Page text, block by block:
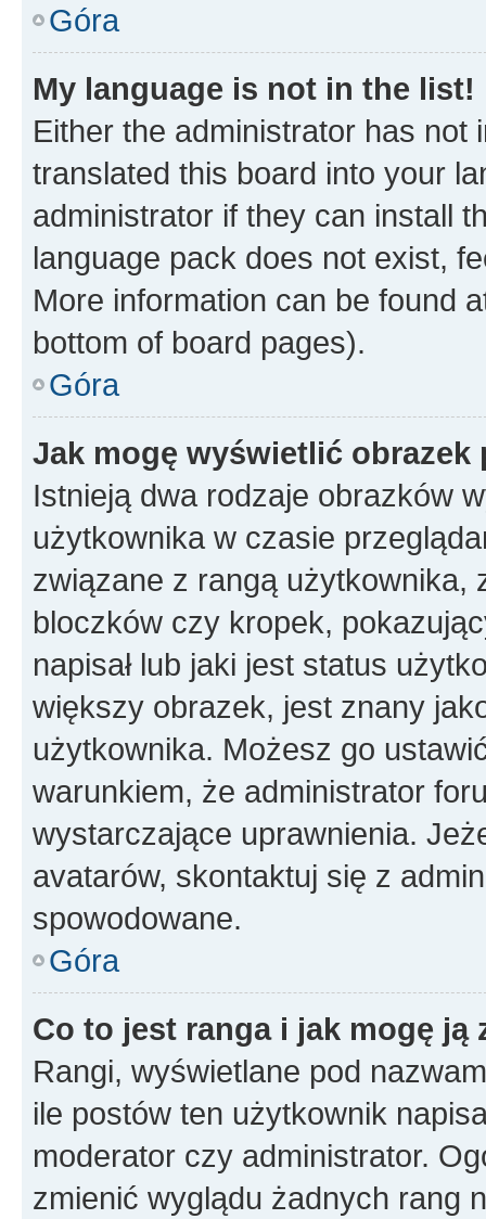
Góra
My language is not in the list!
Either the administrator has not
translated this board into your
administrator if they can install
language pack does not exist,
More information can be found
bottom of board pages).
Góra
Jak mogę wyświetlić
Istnieją dwa rodzaje obrazków
użytkownika w czasie
związane z rangą użytkownika,
bloczków czy kropek,
napisał lub jaki jest status
większy obrazek, jest znany
użytkownika. Możesz go
warunkiem, że administrator
wystarczające uprawnienia.
avatarów, skontaktuj się z
spowodowane.
Góra
Co to jest ranga i jak mogę ją
Rangi, wyświetlane pod
ile postów ten użytkownik
moderator czy administrator.
zmienić wyglądu żadnych rang